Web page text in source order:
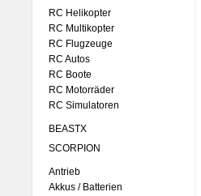
RC Helikopter
RC Multikopter
RC Flugzeuge
RC Autos
RC Boote
RC Motorräder
RC Simulatoren
BEASTX
SCORPION
Antrieb
Akkus / Batterien